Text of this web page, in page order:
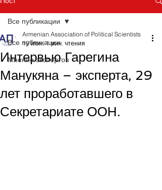
Все публикации
Мнение экспертов
Все публикации
Интервью Гарегина
Манукяна – эксперта, 29
лет проработавшего в
Секретариате ООН.
Armenian Association of Political Scientists
10 июн. 1 мин. чтения